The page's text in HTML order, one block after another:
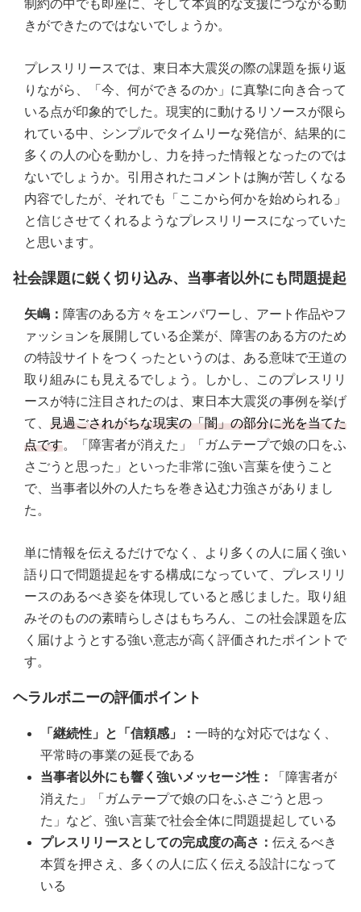
制約の中でも即座に、そして本質的な支援につながる動
きができたのではないでしょうか。
プレスリリースでは、東日本大震災の際の課題を振り返
りながら、「今、何ができるのか」に真摯に向き合って
いる点が印象的でした。現実的に動けるリソースが限ら
れている中、シンプルでタイムリーな発信が、結果的に
多くの人の心を動かし、力を持った情報となったのでは
ないでしょうか。引用されたコメントは胸が苦しくなる
内容でしたが、それでも「ここから何かを始められる」
と信じさせてくれるようなプレスリリースになっていた
と思います。
社会課題に鋭く切り込み、当事者以外にも問題提起
矢嶋： 障害のある方々をエンパワーし、アート作品やフ
ァッションを展開している企業が、障害のある方のため
の特設サイトをつくったというのは、ある意味で王道の
取り組みにも見えるでしょう。しかし、このプレスリリ
ースが特に注目されたのは、東日本大震災の事例を挙げ
て、 見過ごされがちな現実の「闇」の部分に光を当てた
点です。「障害者が消えた」「ガムテープで娘の口をふ
さごうと思った」といった非常に強い言葉を使うこと
で、当事者以外の人たちを巻き込む力強さがありまし
た。
単に情報を伝えるだけでなく、より多くの人に届く強い
語り口で問題提起をする構成になっていて、プレスリリ
ースのあるべき姿を体現していると感じました。取り組
みそのものの素晴らしさはもちろん、この社会課題を広
く届けようとする強い意志が高く評価されたポイントで
す。
ヘラルボニーの評価ポイント
「継続性」と「信頼感」： 一時的な対応ではなく、
平常時の事業の延長である
当事者以外にも響く強いメッセージ性：
「障害者が
消えた」「ガムテープで娘の口をふさごうと思っ
た」など、強い言葉で社会全体に問題提起している
プレスリリースとしての完成度の高さ： 伝えるべき
本質を押さえ、多くの人に広く伝える設計になって
いる